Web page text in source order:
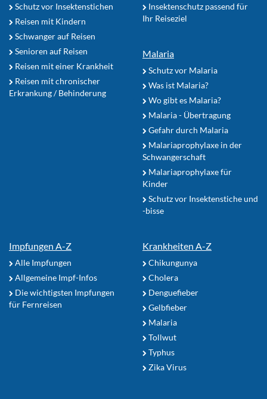
Schutz vor Insektenstichen
Reisen mit Kindern
Schwanger auf Reisen
Senioren auf Reisen
Reisen mit einer Krankheit
Reisen mit chronischer
Erkrankung / Behinderung
Insektenschutz passend für
Ihr Reiseziel
Malaria
Schutz vor Malaria
Was ist Malaria?
Wo gibt es Malaria?
Malaria - Übertragung
Gefahr durch Malaria
Malariaprophylaxe in der
Schwangerschaft
Malariaprophylaxe für
Kinder
Schutz vor Insektenstiche und
-bisse
Impfungen A-Z
Alle Impfungen
Allgemeine Impf-Infos
Die wichtigsten Impfungen
für Fernreisen
Krankheiten A-Z
Chikungunya
Cholera
Denguefieber
Gelbfieber
Malaria
Tollwut
Typhus
Zika Virus